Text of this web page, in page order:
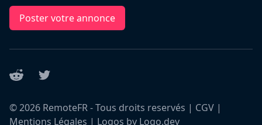
Poster votre annonce
Reddit Twitter
©2026 RemoteFR - Tous droits reservés | CGV |
Mentions Légales | Logos by Logo.dev